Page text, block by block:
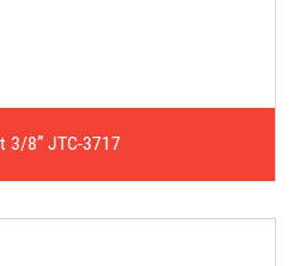
3/8” JTC-3717